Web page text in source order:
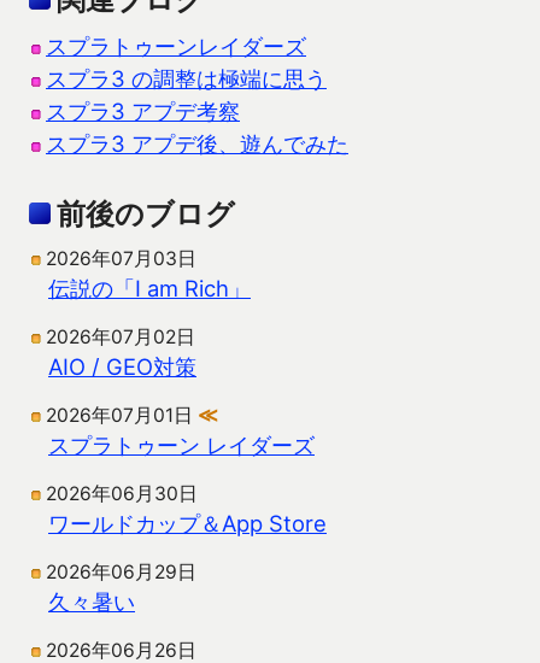
スプラトゥーンレイダーズ
スプラ3 の調整は極端に思う
スプラ3 アプデ考察
スプラ3 アプデ後、遊んでみた
前後のブログ
2026年07月03日
伝説の「I am Rich」
2026年07月02日
AIO / GEO対策
2026年07月01日 ≪
スプラトゥーン レイダーズ
2026年06月30日
ワールドカップ＆App Store
2026年06月29日
久々暑い
2026年06月26日